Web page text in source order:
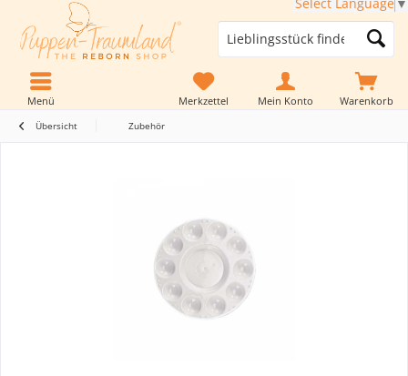
Warenkorb
Merkzettel Mein Konto
Menü
Übersicht Zubehör